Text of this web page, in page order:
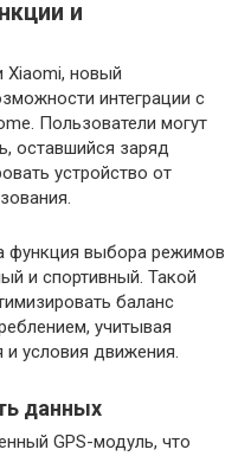
и
Xiaomi, новый
интеграции с
Пользователи могут
оставшийся заряд
устройство от
функция выбора режимов
и спортивный. Такой
баланс
учитывая
условия движения.
данных
GPS-модуль, что